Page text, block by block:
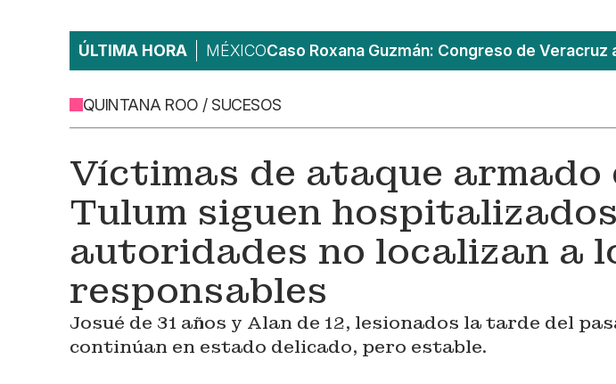
ÚLTIMA HORA MÉXICOCaso Roxana Guzmán: Congreso de
QUINTANA ROO / SUCESOS
Víctimas de ataque armado
Tulum siguen
autoridades no localizan a
responsables
Josué de 31 años y Alan de 12, lesionados la tarde del
continúan en estado delicado, pero estable.